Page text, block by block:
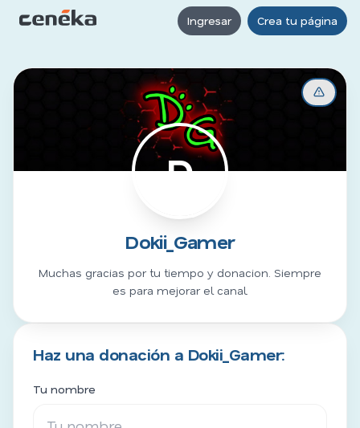
Ingresar Crea tu página
D
Dokii_Gamer
Muchas gracias por tu tiempo y donacion. Siempre
es para mejorar el canal.
Haz una donación a Dokii_Gamer:
Tu nombre